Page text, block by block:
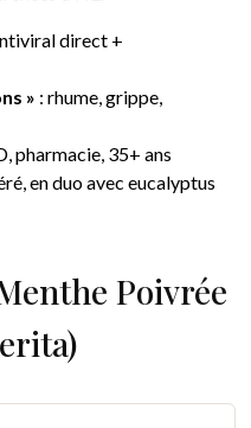
direct +
» : rhume, grippe,
pharmacie, 35+ ans
en duo avec eucalyptus
Poivrée